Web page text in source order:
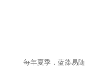
每年夏季，蓝藻易随